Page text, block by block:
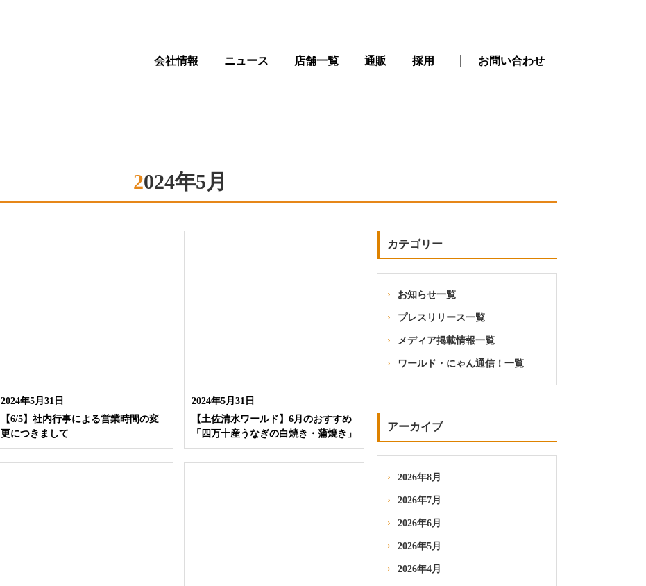
会社情報 ニュース 店舗一覧 通販 採用 お問い合わせ
2024年5月
2024年5月31日
【6/5】社内行事による営業時間の変
更につきまして
2024年5月31日
【土佐清水ワールド】6月のおすすめ
「四万十産うなぎの白焼き・蒲焼き」
カテゴリー
お知らせ一覧
プレスリリース一覧
メディア掲載情報一覧
ワールド・にゃん通信！一覧
アーカイブ
2026年8月
2026年7月
2026年6月
2026年5月
2026年4月